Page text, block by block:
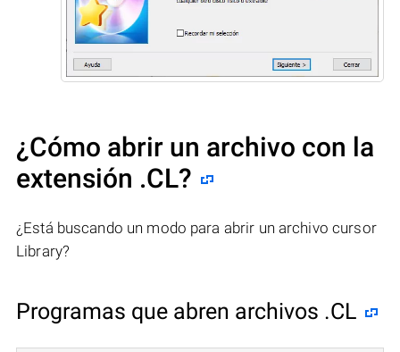
¿Cómo abrir un archivo con la
extensión .CL?
¿Está buscando un modo para abrir un archivo cursor
Library?
Programas que abren archivos .CL